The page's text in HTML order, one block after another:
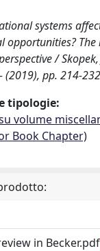
systems
opportunities?
/ Skopek,
(2019), pp. 214-
tipologie:
volume
Book Chapter)
in Becker.pdf